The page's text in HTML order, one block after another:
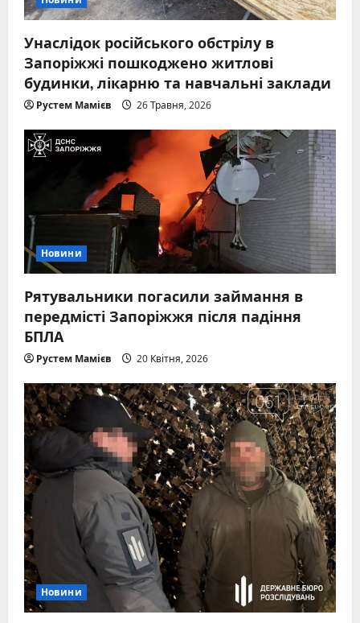
Унаслідок російського обстрілу в
Запоріжжі пошкоджено житлові
будинки, лікарню та навчальні заклади
Рустем Мамієв 26 Травня, 2026
Новини
Рятувальники погасили займання в
передмісті Запоріжжя після падіння
БПЛА
Рустем Мамієв 20 Квітня, 2026
Новини